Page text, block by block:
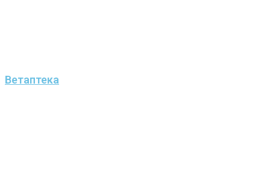
Ветаптека